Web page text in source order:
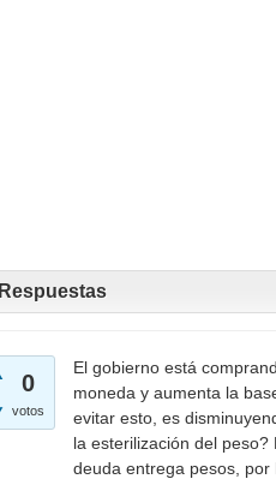
Respuestas
0
votos
El gobierno está
moneda y aumenta la
evitar esto, es
la esterilización del
deuda entrega pesos,